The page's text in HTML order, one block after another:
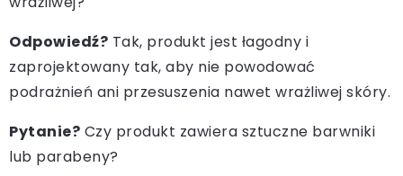
Odpowiedź? Tak, produkt jest łagodny i
zaprojektowany tak, aby nie powodować
podrażnień ani przesuszenia nawet wrażliwej skóry.
Pytanie? Czy produkt zawiera sztuczne barwniki
lub parabeny?